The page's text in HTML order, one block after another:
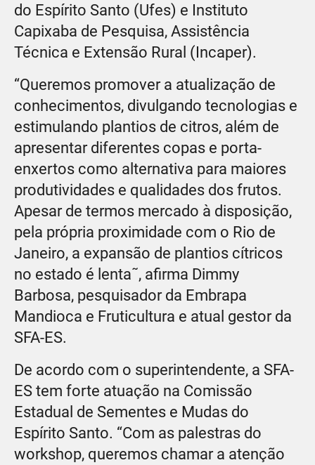
do Espírito Santo (Ufes) e Instituto
Capixaba de Pesquisa, Assistência
Técnica e Extensão Rural (Incaper).
“Queremos promover a atualização de
conhecimentos, divulgando tecnologias e
estimulando plantios de citros, além de
apresentar diferentes copas e porta-
enxertos como alternativa para maiores
produtividades e qualidades dos frutos.
Apesar de termos mercado à disposição,
pela própria proximidade com o Rio de
Janeiro, a expansão de plantios cítricos
no estado é lenta˜, afirma Dimmy
Barbosa, pesquisador da Embrapa
Mandioca e Fruticultura e atual gestor da
SFA-ES.
De acordo com o superintendente, a SFA-
ES tem forte atuação na Comissão
Estadual de Sementes e Mudas do
Espírito Santo. “Com as palestras do
workshop, queremos chamar a atenção